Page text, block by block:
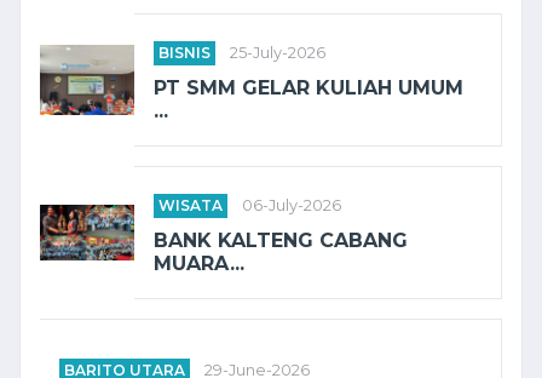
BISNIS 25-July-2026
PT SMM GELAR KULIAH UMUM
...
WISATA 06-July-2026
BANK KALTENG CABANG
MUARA...
BARITO UTARA 29-June-2026